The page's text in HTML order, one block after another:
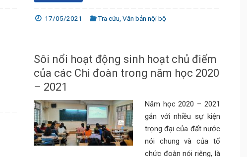
17/05/2021 Tra cứu ,Văn bản nội bộ
Sôi nổi hoạt động sinh hoạt chủ điểm
của các Chi đoàn trong năm học 2020
– 2021
Năm học 2020 – 2021
gắn với nhiều sự kiện
trọng đại của đất nước
nói chung và của tổ
chức đoàn nói riêng, là